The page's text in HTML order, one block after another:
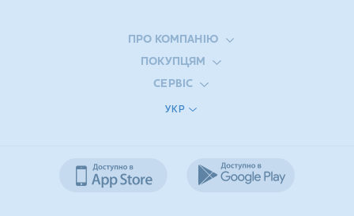
ПРО КОМПАНІЮ
ПОКУПЦЯМ
СЕРВІС
УКР